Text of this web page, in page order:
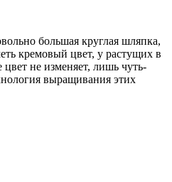
большая круглая шляпка,
кремовый цвет, у растущих в
не изменяет, лишь чуть-
выращивания этих